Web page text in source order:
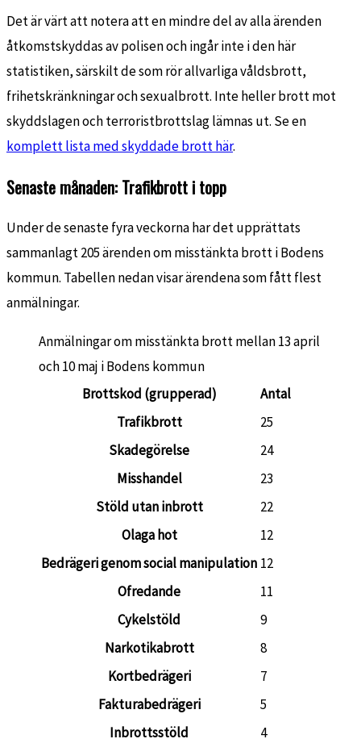
Det är värt att notera att en mindre del av alla ärenden
åtkomstskyddas av polisen och ingår inte i den här
statistiken, särskilt de som rör allvarliga våldsbrott,
frihetskränkningar och sexualbrott. Inte heller brott mot
skyddslagen och terroristbrottslag lämnas ut. Se en
komplett lista med skyddade brott här.
Senaste månaden: Trafikbrott i topp
Under de senaste fyra veckorna har det upprättats
sammanlagt 205 ärenden om misstänkta brott i Bodens
kommun. Tabellen nedan visar ärendena som fått flest
anmälningar.
Anmälningar om misstänkta brott mellan 13 april
och 10 maj i Bodens kommun
Brottskod (grupperad)
Antal
Trafikbrott
25
Skadegörelse
24
Misshandel
23
Stöld utan inbrott
22
Olaga hot
12
Bedrägeri genom social manipulation 12
Ofredande
11
Cykelstöld
9
Narkotikabrott
8
Kortbedrägeri
7
Fakturabedrägeri
5
Inbrottsstöld
4